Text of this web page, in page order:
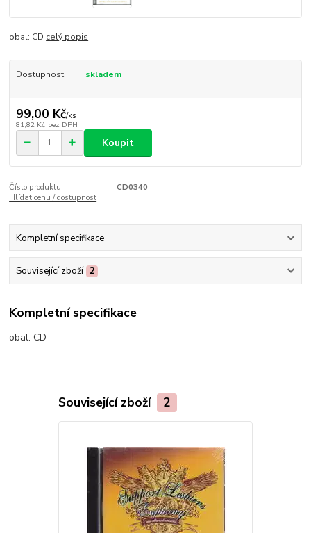
obal: CD celý popis
Dostupnost skladem
99,00 Kč/ks
81,82 Kč bez DPH
Koupit
Číslo produktu:
CD0340
Hlídat cenu / dostupnost
Kompletní specifikace
Související zboží 2
Kompletní specifikace
obal: CD
Související zboží 2